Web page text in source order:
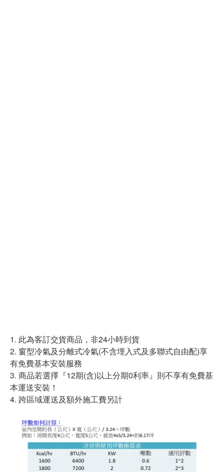
1. 此為客訂交貨商品，非24小時到貨
2. 窗型冷氣及分離式冷氣(不含埋入式及多聯式自由配)享
有免費基本安裝服務
3. 商品若選擇『12期(含)以上分期0利率』則不享有免費基
本運送安裝！
4. 跨區域運送及額外施工費另計